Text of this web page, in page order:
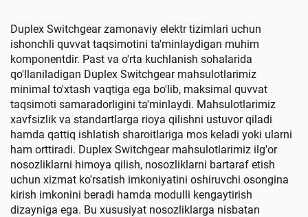
Duplex Switchgear zamonaviy elektr tizimlari uchun
ishonchli quvvat taqsimotini ta'minlaydigan muhim
komponentdir. Past va o'rta kuchlanish sohalarida
qo'llaniladigan Duplex Switchgear mahsulotlarimiz
minimal to'xtash vaqtiga ega bo'lib, maksimal quvvat
taqsimoti samaradorligini ta'minlaydi. Mahsulotlarimiz
xavfsizlik va standartlarga rioya qilishni ustuvor qiladi
hamda qattiq ishlatish sharoitlariga mos keladi yoki ularni
ham orttiradi. Duplex Switchgear mahsulotlarimiz ilg'or
nosozliklarni himoya qilish, nosozliklarni bartaraf etish
uchun xizmat ko'rsatish imkoniyatini oshiruvchi osongina
kirish imkonini beradi hamda modulli kengaytirish
dizayniga ega. Bu xususiyat nosozliklarga nisbatan